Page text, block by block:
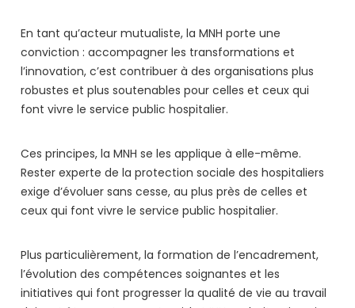
En tant qu’acteur mutualiste, la MNH porte une
conviction : accompagner les transformations et
l’innovation, c’est contribuer à des organisations plus
robustes et plus soutenables pour celles et ceux qui
font vivre le service public hospitalier.
Ces principes, la MNH se les applique à elle-même.
Rester experte de la protection sociale des hospitaliers
exige d’évoluer sans cesse, au plus près de celles et
ceux qui font vivre le service public hospitalier.
Plus particulièrement, la formation de l’encadrement,
l’évolution des compétences soignantes et les
initiatives qui font progresser la qualité de vie au travail